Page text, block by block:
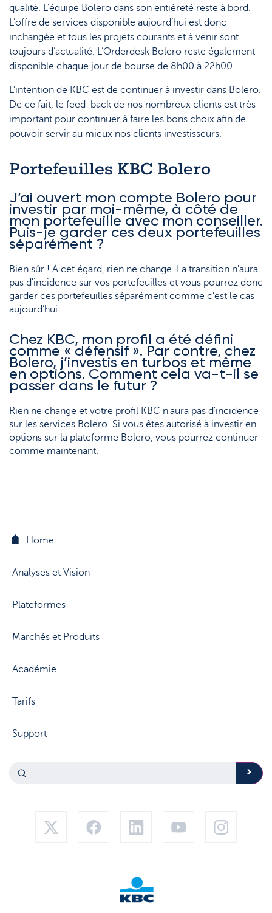
qualité. L’équipe Bolero dans son entièreté reste à bord.
L’offre de services disponible aujourd’hui est donc
inchangée et tous les projets courants et à venir sont
toujours d’actualité. L’Orderdesk Bolero reste également
disponible chaque jour de bourse de 8h00 à 22h00.
L’intention de KBC est de continuer à investir dans Bolero.
De ce fait, le feed-back de nos nombreux clients est très
important pour continuer à faire les bons choix afin de
pouvoir servir au mieux nos clients investisseurs.
Portefeuilles KBC Bolero
J’ai ouvert mon compte Bolero pour
investir par moi-même, à côté de
mon portefeuille avec mon conseiller.
Puis-je garder ces deux portefeuilles
séparément ?
Bien sûr ! À cet égard, rien ne change. La transition n'aura
pas d'incidence sur vos portefeuilles et vous pourrez donc
garder ces portefeuilles séparément comme c’est le cas
aujourd’hui.
Chez KBC, mon profil a été défini
comme « défensif ». Par contre, chez
Bolero, j’investis en turbos et même
en options. Comment cela va-t-il se
passer dans le futur ?
Rien ne change et votre profil KBC n'aura pas d'incidence
sur les services Bolero. Si vous êtes autorisé à investir en
options sur la plateforme Bolero, vous pourrez continuer
comme maintenant.
Home
Analyses et Vision
Plateformes
Marchés et Produits
Académie
Tarifs
Support